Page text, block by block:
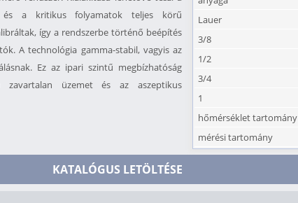
Lauer
3/8
1/2
3/4
1
hőmérséklet tartomány
mérési tartomány
és a kritikus folyamatok teljes körű
így a rendszerbe történő beépítés
A technológia gamma-stabil, vagyis az
Ez az ipari szintű megbízhatóság
zavartalan üzemet és az aszeptikus
KATALÓGUS LETÖLTÉSE